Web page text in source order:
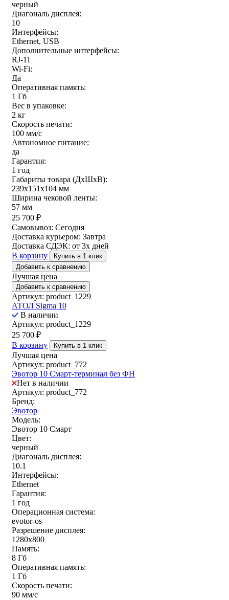
черный
Диагональ дисплея:
10
Интерфейсы:
Ethernet, USB
Дополнительные интерфейсы:
RJ-11
Wi-Fi:
Да
Оперативная память:
1 Гб
Вес в упаковке:
2 кг
Скорость печати:
100 мм/с
Автономное питание:
да
Гарантия:
1 год
Габариты товара (ДxШxВ):
239х151х104 мм
Ширина чековой ленты:
57 мм
25 700 ₽
Самовывоз: Сегодня
Доставка курьером: Завтра
Доставка СДЭК: от 3х дней
В корзину
Купить в 1 клик
Добавить к сравнению
Лучшая цена
Добавить к сравнению
Артикул: product_1229
АТОЛ Sigma 10
В наличии
Артикул: product_1229
25 700 ₽
В корзину
Купить в 1 клик
Лучшая цена
Артикул: product_772
Эвотор 10 Смарт-терминал без ФН
Нет в наличии
Артикул: product_772
Бренд:
Эвотор
Модель:
Эвотор 10 Смарт
Цвет:
черный
Диагональ дисплея:
10.1
Интерфейсы:
Ethernet
Гарантия:
1 год
Операционная система:
evotor-os
Разрешение дисплея:
1280x800
Память:
8 Гб
Оперативная память:
1 Гб
Скорость печати:
90 мм/с